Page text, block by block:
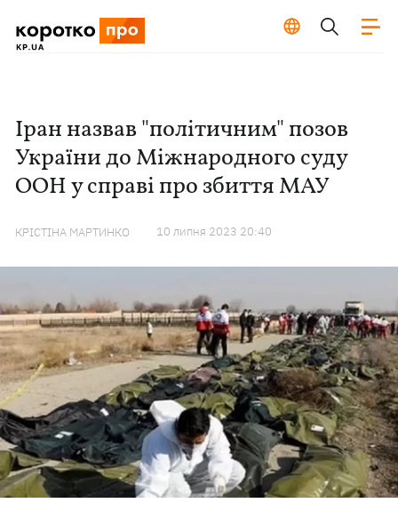
Іран назвав "політичним" позов
України до Міжнародного суду
ООН у справі про збиття МАУ
КРІСТІНА МАРТИНКО 10 липня 2023 20:40